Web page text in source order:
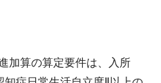
加算の算定要件は、入所